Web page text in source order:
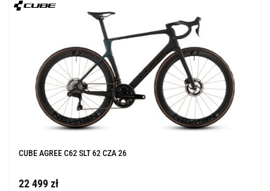
CUBE AGREE C62 SLT 62 CZA 26
22 499 zł